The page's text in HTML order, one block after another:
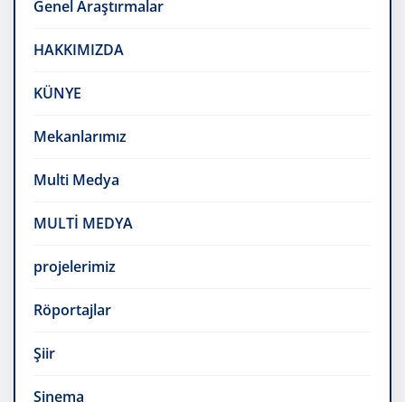
Genel Araştırmalar
HAKKIMIZDA
KÜNYE
Mekanlarımız
Multi Medya
MULTİ MEDYA
projelerimiz
Röportajlar
Şiir
Sinema